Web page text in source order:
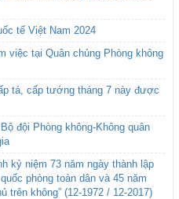
tế Việt Nam 2024
việc tại Quân chủng Phòng không
tá, cấp tướng tháng 7 này được
đội Phòng không-Không quân
kỷ niệm 73 năm ngày thành lập
phòng toàn dân và 45 năm
trên không” (12-1972 / 12-2017)